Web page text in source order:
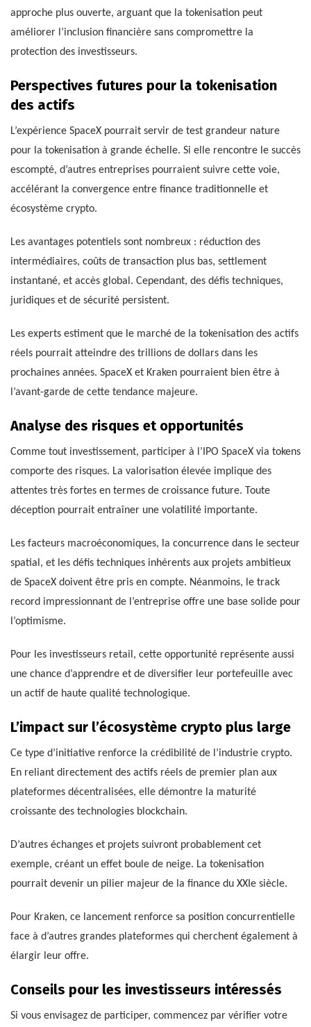
approche plus ouverte, arguant que la tokenisation peut
améliorer l’inclusion financière sans compromettre la
protection des investisseurs.
Perspectives futures pour la tokenisation
des actifs
L’expérience SpaceX pourrait servir de test grandeur nature
pour la tokenisation à grande échelle. Si elle rencontre le succès
escompté, d’autres entreprises pourraient suivre cette voie,
accélérant la convergence entre finance traditionnelle et
écosystème crypto.
Les avantages potentiels sont nombreux : réduction des
intermédiaires, coûts de transaction plus bas, settlement
instantané, et accès global. Cependant, des défis techniques,
juridiques et de sécurité persistent.
Les experts estiment que le marché de la tokenisation des actifs
réels pourrait atteindre des trillions de dollars dans les
prochaines années. SpaceX et Kraken pourraient bien être à
l’avant-garde de cette tendance majeure.
Analyse des risques et opportunités
Comme tout investissement, participer à l’IPO SpaceX via tokens
comporte des risques. La valorisation élevée implique des
attentes très fortes en termes de croissance future. Toute
déception pourrait entraîner une volatilité importante.
Les facteurs macroéconomiques, la concurrence dans le secteur
spatial, et les défis techniques inhérents aux projets ambitieux
de SpaceX doivent être pris en compte. Néanmoins, le track
record impressionnant de l’entreprise offre une base solide pour
l’optimisme.
Pour les investisseurs retail, cette opportunité représente aussi
une chance d’apprendre et de diversifier leur portefeuille avec
un actif de haute qualité technologique.
L’impact sur l’écosystème crypto plus large
Ce type d’initiative renforce la crédibilité de l’industrie crypto.
En reliant directement des actifs réels de premier plan aux
plateformes décentralisées, elle démontre la maturité
croissante des technologies blockchain.
D’autres échanges et projets suivront probablement cet
exemple, créant un effet boule de neige. La tokenisation
pourrait devenir un pilier majeur de la finance du XXIe siècle.
Pour Kraken, ce lancement renforce sa position concurrentielle
face à d’autres grandes plateformes qui cherchent également à
élargir leur offre.
Conseils pour les investisseurs intéressés
Si vous envisagez de participer, commencez par vérifier votre